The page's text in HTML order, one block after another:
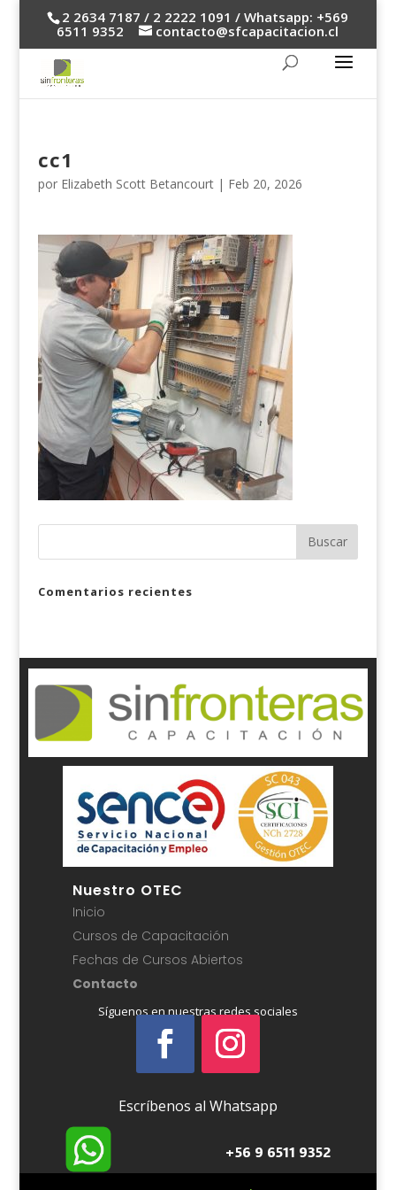
2 2634 7187 / 2 2222 1091 / Whatsapp: +569
6511 9352
contacto@sfcapacitacion.cl
cc1
por Elizabeth Scott Betancourt| Feb 20, 2026
Comentarios recientes
Nuestro OTEC
Inicio
Cursos de Capacitación
Fechas de Cursos Abiertos
Contacto
Síguenos en nuestras redes sociales
Escríbenos al Whatsapp
+56 9 6511 9352